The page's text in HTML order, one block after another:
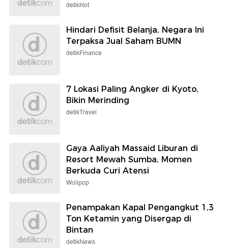
detikHot
Hindari Defisit Belanja, Negara Ini
Terpaksa Jual Saham BUMN
detikFinance
7 Lokasi Paling Angker di Kyoto,
Bikin Merinding
detikTravel
Gaya Aaliyah Massaid Liburan di
Resort Mewah Sumba, Momen
Berkuda Curi Atensi
Wolipop
Penampakan Kapal Pengangkut 1,3
Ton Ketamin yang Disergap di
Bintan
detikNews